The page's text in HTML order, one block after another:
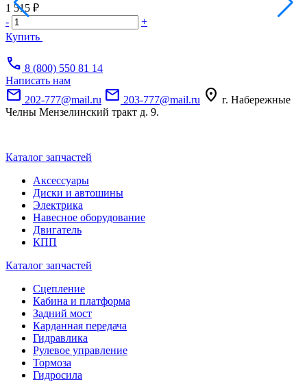
1 515 ₽
-
+
Купить
call 8 (800) 550 81 14
Написать нам
mail 202-777@mail.ru mail 203-777@mail.ru location_on г. Набережные
Челны Мензелинский тракт д. 9.
Каталог запчастей
Аксессуары
Диски и автошины
Электрика
Навесное оборудование
Двигатель
КПП
Каталог запчастей
Сцепление
Кабина и платформа
Задний мост
Карданная передача
Гидравлика
Рулевое управление
Тормоза
Гидросила